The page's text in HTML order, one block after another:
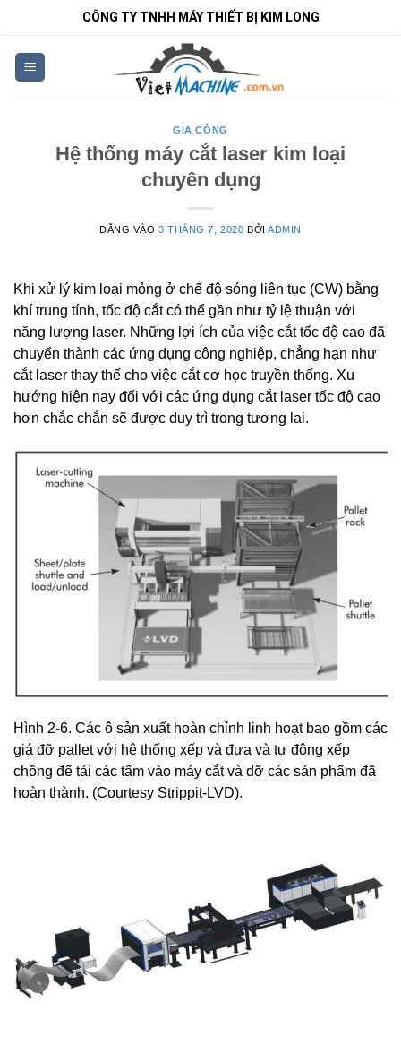
nội
dung
CÔNG TY TNHH MÁY THIẾT BỊ KIM LONG
GIA CÔNG
Hệ thống máy cắt laser kim loại
chuyên dụng
ĐĂNG VÀO 3 THÁNG 7, 2020 BỞIADMIN
Khi xử lý kim loại mỏng ở chế độ sóng liên tục (CW) bằng
khí trung tính, tốc độ cắt có thể gần như tỷ lệ thuận với
năng lượng laser. Những lợi ích của việc cắt tốc độ cao đã
chuyển thành các ứng dụng công nghiệp, chẳng hạn như
cắt laser thay thế cho việc cắt cơ học truyền thống. Xu
hướng hiện nay đối với các ứng dụng cắt laser tốc độ cao
hơn chắc chắn sẽ được duy trì trong tương lai.
Hình 2-6. Các ô sản xuất hoàn chỉnh linh hoạt bao gồm các
giá đỡ pallet với hệ thống xếp và đưa và tự động xếp
chồng để tải các tấm vào máy cắt và dỡ các sản phẩm đã
hoàn thành. (Courtesy Strippit-LVD).